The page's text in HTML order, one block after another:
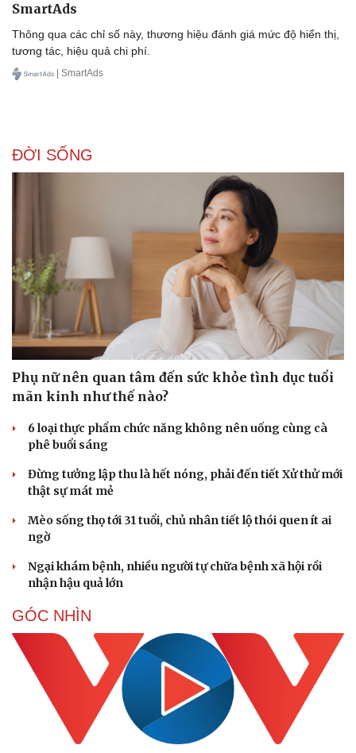
Du lịch
Tư vấn
Săn Tour
check-in
Câu chuyện thời sự
SmartAds
Thông qua các chỉ số này, thương hiệu đánh giá mức độ hiển thị,
tương tác, hiệu quả chi phí.
| SmartAds
ĐỜI SỐNG
Phụ nữ nên quan tâm đến sức khỏe tình dục tuổi
mãn kinh như thế nào?
6 loại thực phẩm chức năng không nên uống cùng cà
phê buổi sáng
Đừng tưởng lập thu là hết nóng, phải đến tiết Xử thử mới
thật sự mát mẻ
Mèo sống thọ tới 31 tuổi, chủ nhân tiết lộ thói quen ít ai
ngờ
Ngại khám bệnh, nhiều người tự chữa bệnh xã hội rồi
nhận hậu quả lớn
GÓC NHÌN